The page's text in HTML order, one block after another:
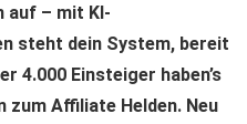
auf – mit KI-
steht dein System, bereit
4.000 Einsteiger haben’s
Affiliate Helden. Neu